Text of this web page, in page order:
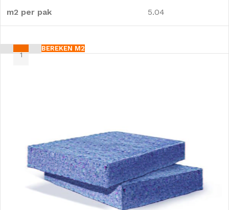
m2 per pak 5.04
BEREKEN M2